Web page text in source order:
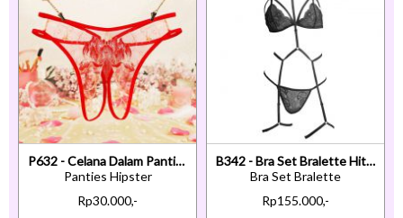
P632 - Celana Dalam Panties Hipster Merah Transparan Crotchless Bordir Bunga Tali 2
Panties Hipster
Rp30.000,-
B342 - Bra Set Bralette Hitam Transparan Celana Dalam Tali Garter
Bra Set Bralette
Rp155.000,-